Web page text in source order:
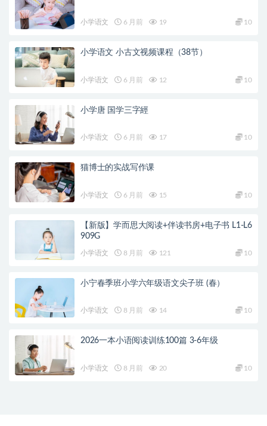
小学语文 6 月前 19 10
小学语文 小古文视频课程（38节）
小学语文 6 月前 12 10
小学唐 国学三字經
小学语文 6 月前 17 10
猫博士的实战写作课
小学语文 6 月前 15 10
【新版】学而思大阅读+伴读书房+电子书 L1-L6
909G
小学语文 8 月前 121 10
小宁春季班小学六年级语文尖子班 (春）
小学语文 8 月前 14 10
2026一本小语阅读训练100篇 3-6年级
小学语文 8 月前 20 10